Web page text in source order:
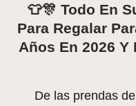
👕🎊 Todo En
Para Regalar
Años En 2026 Y
De las prendas